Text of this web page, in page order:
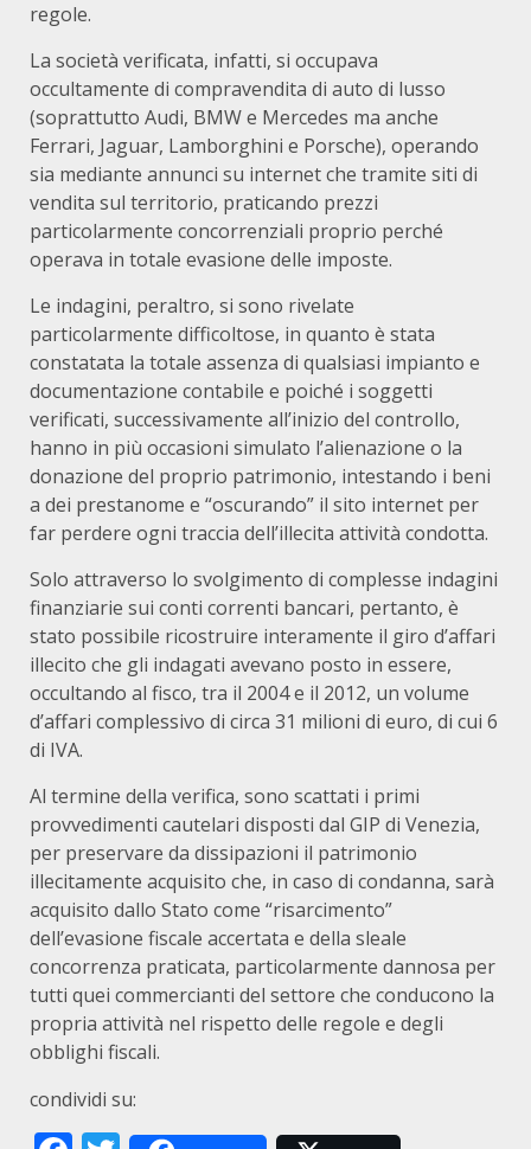
regole.
La società verificata, infatti, si occupava
occultamente di compravendita di auto di lusso
(soprattutto Audi, BMW e Mercedes ma anche
Ferrari, Jaguar, Lamborghini e Porsche), operando
sia mediante annunci su internet che tramite siti di
vendita sul territorio, praticando prezzi
particolarmente concorrenziali proprio perché
operava in totale evasione delle imposte.
Le indagini, peraltro, si sono rivelate
particolarmente difficoltose, in quanto è stata
constatata la totale assenza di qualsiasi impianto e
documentazione contabile e poiché i soggetti
verificati, successivamente all’inizio del controllo,
hanno in più occasioni simulato l’alienazione o la
donazione del proprio patrimonio, intestando i beni
a dei prestanome e “oscurando” il sito internet per
far perdere ogni traccia dell’illecita attività condotta.
Solo attraverso lo svolgimento di complesse indagini
finanziarie sui conti correnti bancari, pertanto, è
stato possibile ricostruire interamente il giro d’affari
illecito che gli indagati avevano posto in essere,
occultando al fisco, tra il 2004 e il 2012, un volume
d’affari complessivo di circa 31 milioni di euro, di cui 6
di IVA.
Al termine della verifica, sono scattati i primi
provvedimenti cautelari disposti dal GIP di Venezia,
per preservare da dissipazioni il patrimonio
illecitamente acquisito che, in caso di condanna, sarà
acquisito dallo Stato come “risarcimento”
dell’evasione fiscale accertata e della sleale
concorrenza praticata, particolarmente dannosa per
tutti quei commercianti del settore che conducono la
propria attività nel rispetto delle regole e degli
obblighi fiscali.
condividi su: